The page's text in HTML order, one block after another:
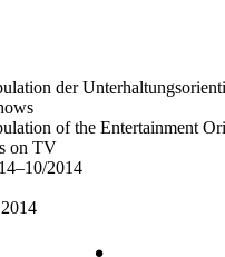
der
of the Entertainment
on TV
2014